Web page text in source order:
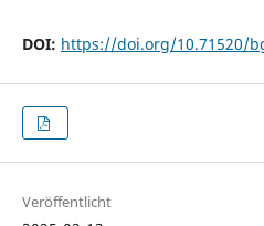
DOI: https://doi.org/10.71520/
Veröffentlicht